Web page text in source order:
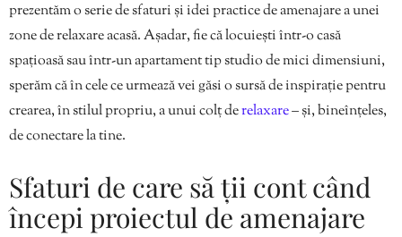
prezentăm o serie de sfaturi și idei practice de amenajare a unei
zone de relaxare acasă. Așadar, fie că locuiești într-o casă
spațioasă sau într-un apartament tip studio de mici dimensiuni,
sperăm că în cele ce urmează vei găsi o sursă de inspirație pentru
crearea, în stilul propriu, a unui colț derelaxare– și, bineînțeles,
de conectare la tine.
Sfaturi de care să ții cont când
începi proiectul de amenajare